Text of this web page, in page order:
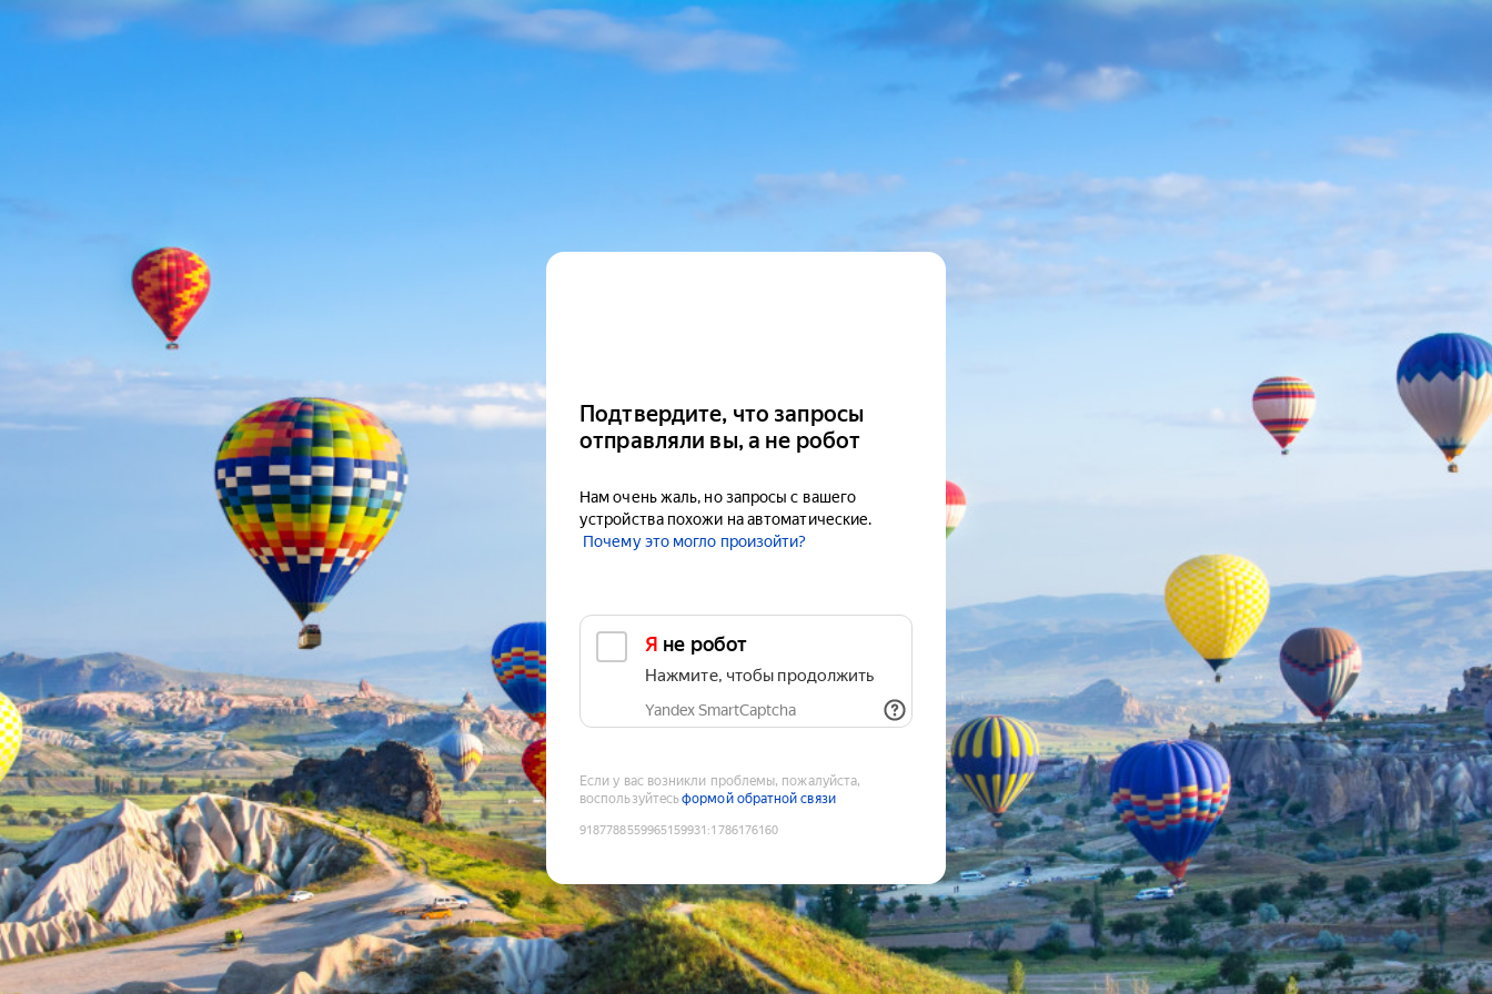
Подтвердите, что запросы
отправляли вы, а не робот
Нам очень жаль, но запросы с вашего
устройства похожи на автоматические.
Почему это могло произойти?
Я не робот
Нажмите, чтобы продолжить
Yandex SmartCaptcha
Если у вас возникли проблемы, пожалуйста,
воспользуйтесьформой обратной связи
9187788559965159931 :1786176160